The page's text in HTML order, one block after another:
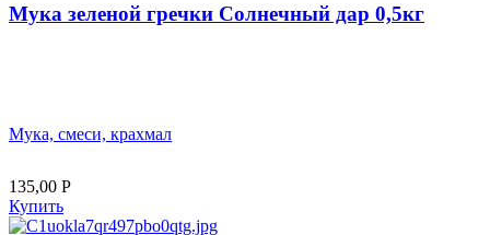
Мука зеленой гречки Солнечный дар 0,5кг
Мука, смеси, крахмал
135,00 Р
Купить